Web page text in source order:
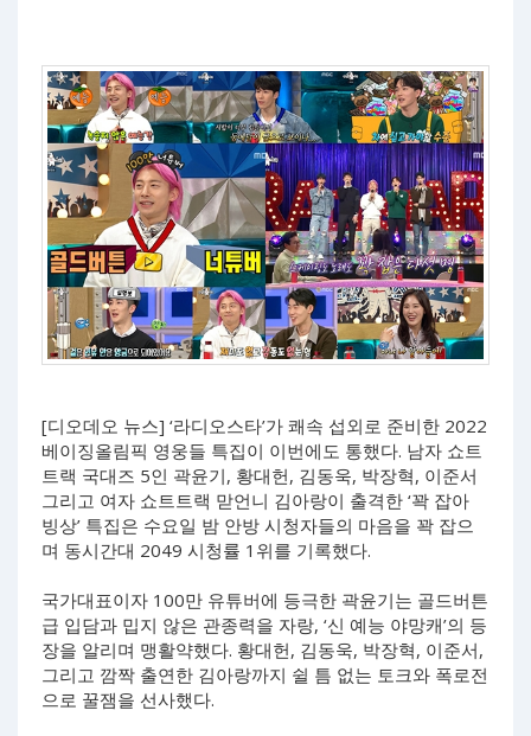
[디오데오 뉴스] ‘라디오스타’가 쾌속 섭외로 준비한 2022
베이징올림픽 영웅들 특집이 이번에도 통했다. 남자 쇼트
트랙 국대즈 5인 곽윤기, 황대헌, 김동욱, 박장혁, 이준서
그리고 여자 쇼트트랙 맏언니 김아랑이 출격한 ‘꽉 잡아
빙상’ 특집은 수요일 밤 안방 시청자들의 마음을 꽉 잡으
며 동시간대 2049 시청률 1위를 기록했다.
국가대표이자 100만 유튜버에 등극한 곽윤기는 골드버튼
급 입담과 밉지 않은 관종력을 자랑, ‘신 예능 야망캐’의 등
장을 알리며 맹활약했다. 황대헌, 김동욱, 박장혁, 이준서,
그리고 깜짝 출연한 김아랑까지 쉴 틈 없는 토크와 폭로전
으로 꿀잼을 선사했다.